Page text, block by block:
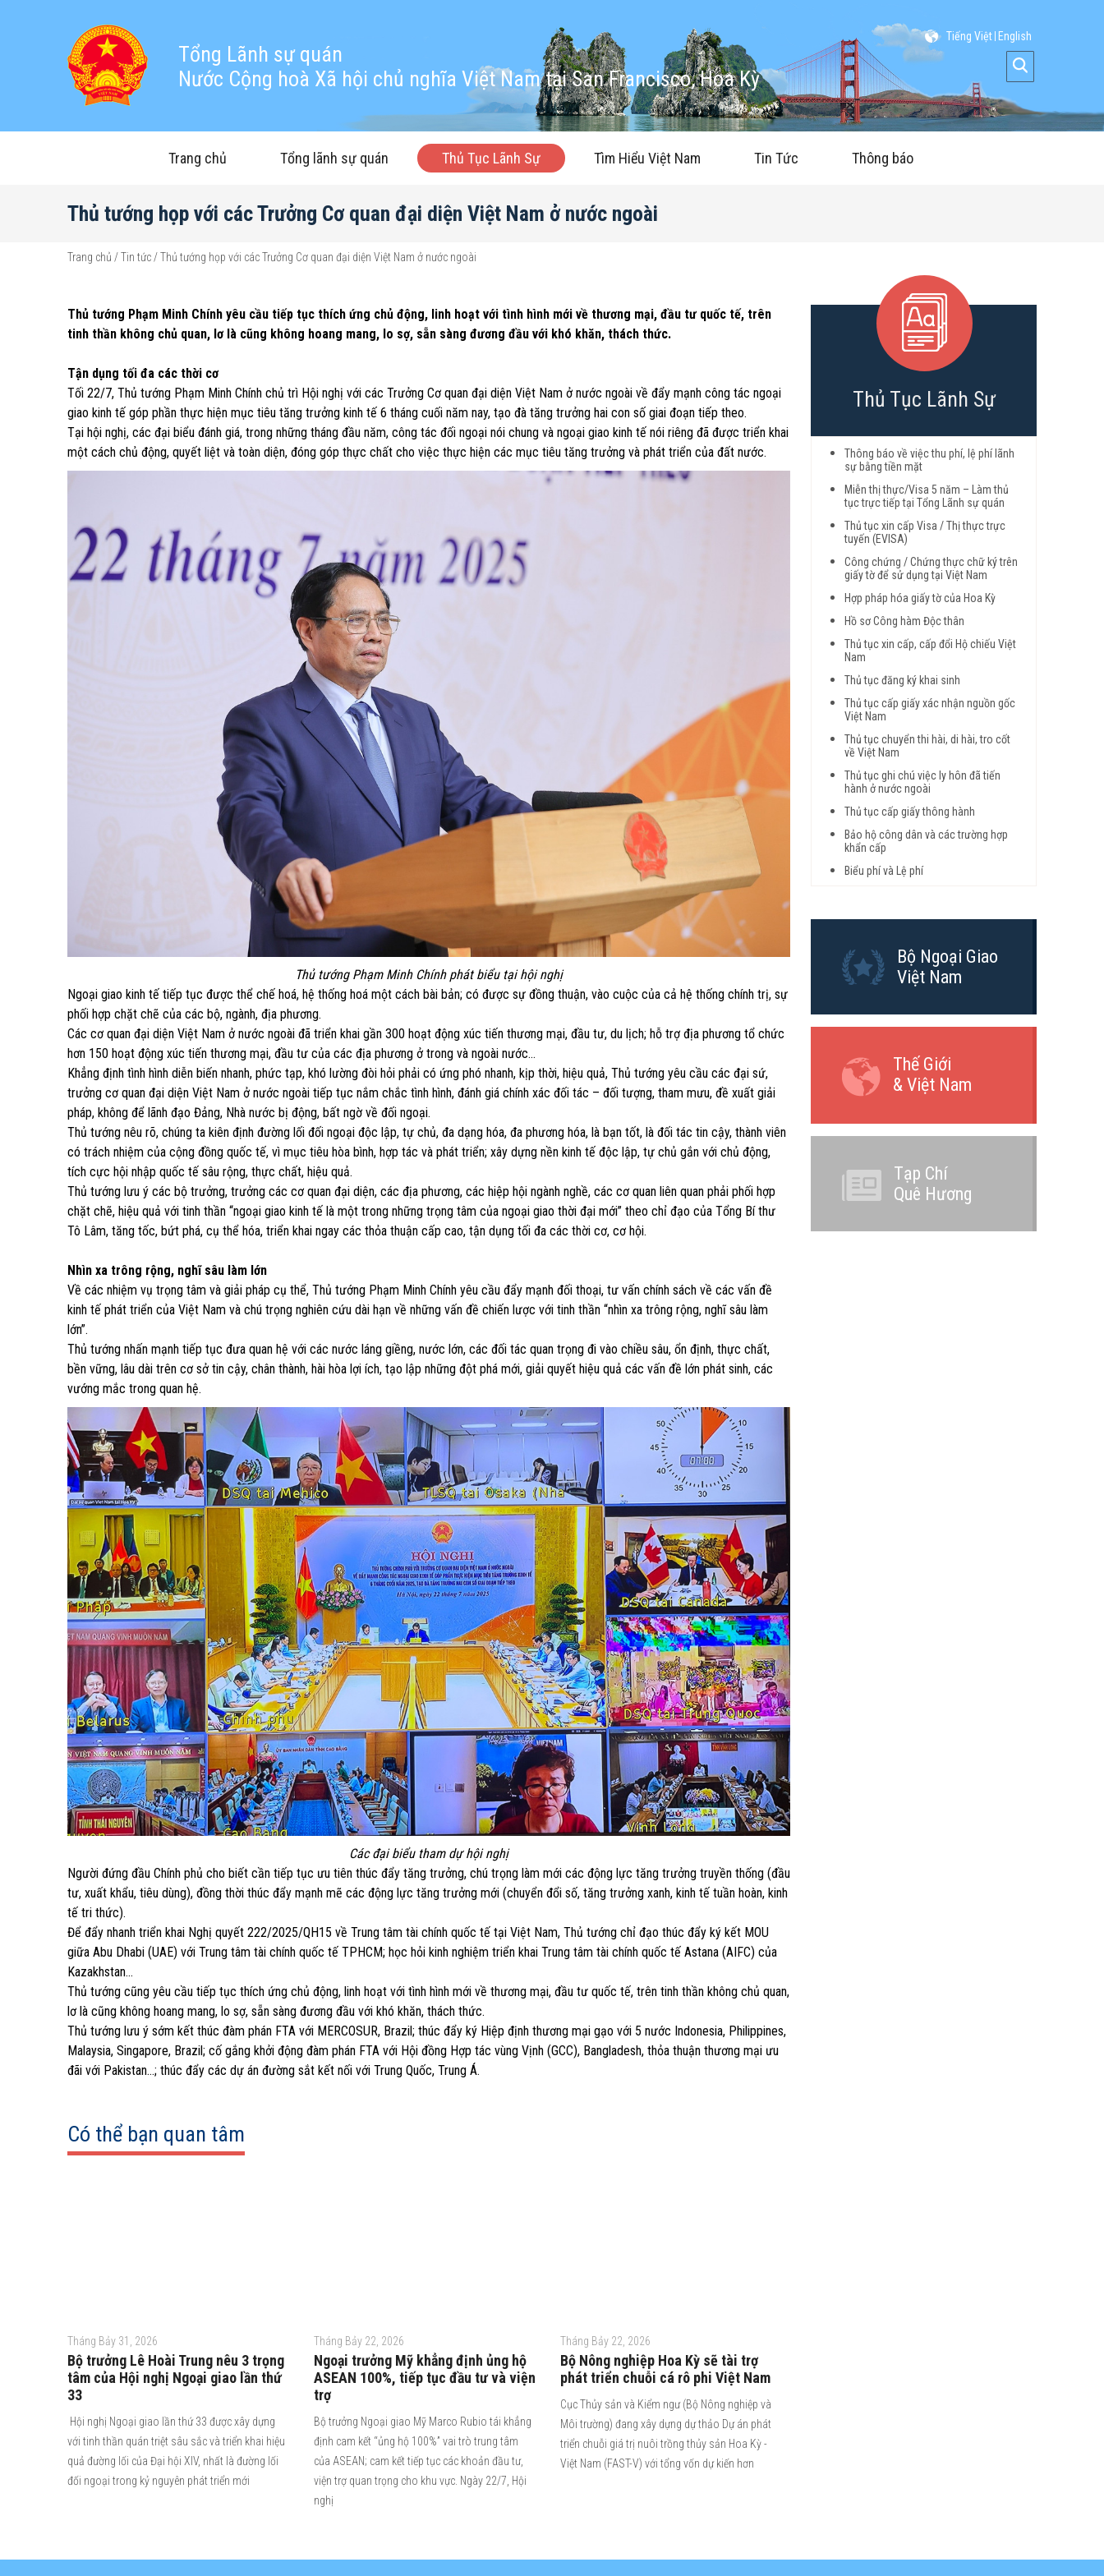
Tổng Lãnh sự quán
Nước Cộng hoà Xã hội chủ nghĩa Việt Nam tại San Francisco, Hoa Kỳ
Tiếng Việt English
Trang chủ Tổng lãnh sự quán Thủ Tục Lãnh Sự Tìm Hiểu Việt Nam Tin Tức Thông báo
Thủ tướng họp với các Trưởng Cơ quan đại diện Việt Nam ở nước ngoài
Trang chủ /Tin tức /Thủ tướng họp với các Trưởng Cơ quan đại diện Việt Nam ở nước ngoài
Thủ tướng Phạm Minh Chính yêu cầu tiếp tục thích ứng chủ động, linh hoạt với tình hình mới về thương mại, đầu tư quốc tế, trên
tinh thần không chủ quan, lơ là cũng không hoang mang, lo sợ, sẵn sàng đương đầu với khó khăn, thách thức.
Tận dụng tối đa các thời cơ
Tối 22/7, Thủ tướng Phạm Minh Chính chủ trì Hội nghị với các Trưởng Cơ quan đại diện Việt Nam ở nước ngoài về đẩy mạnh công tác ngoại
giao kinh tế góp phần thực hiện mục tiêu tăng trưởng kinh tế 6 tháng cuối năm nay, tạo đà tăng trưởng hai con số giai đoạn tiếp theo.
Tại hội nghị, các đại biểu đánh giá, trong những tháng đầu năm, công tác đối ngoại nói chung và ngoại giao kinh tế nói riêng đã được triển khai
một cách chủ động, quyết liệt và toàn diện, đóng góp thực chất cho việc thực hiện các mục tiêu tăng trưởng và phát triển của đất nước.
Thủ tướng Phạm Minh Chính phát biểu tại hội nghị
Ngoại giao kinh tế tiếp tục được thể chế hoá, hệ thống hoá một cách bài bản; có được sự đồng thuận, vào cuộc của cả hệ thống chính trị, sự
phối hợp chặt chẽ của các bộ, ngành, địa phương.
Các cơ quan đại diện Việt Nam ở nước ngoài đã triển khai gần 300 hoạt động xúc tiến thương mại, đầu tư, du lịch; hỗ trợ địa phương tổ chức
hơn 150 hoạt động xúc tiến thương mại, đầu tư của các địa phương ở trong và ngoài nước…
Khẳng định tình hình diễn biến nhanh, phức tạp, khó lường đòi hỏi phải có ứng phó nhanh, kịp thời, hiệu quả, Thủ tướng yêu cầu các đại sứ,
trưởng cơ quan đại diện Việt Nam ở nước ngoài tiếp tục nắm chắc tình hình, đánh giá chính xác đối tác – đối tượng, tham mưu, đề xuất giải
pháp, không để lãnh đạo Đảng, Nhà nước bị động, bất ngờ về đối ngoại.
Thủ tướng nêu rõ, chúng ta kiên định đường lối đối ngoại độc lập, tự chủ, đa dạng hóa, đa phương hóa, là bạn tốt, là đối tác tin cậy, thành viên
có trách nhiệm của cộng đồng quốc tế, vì mục tiêu hòa bình, hợp tác và phát triển; xây dựng nền kinh tế độc lập, tự chủ gắn với chủ động,
tích cực hội nhập quốc tế sâu rộng, thực chất, hiệu quả.
Thủ tướng lưu ý các bộ trưởng, trưởng các cơ quan đại diện, các địa phương, các hiệp hội ngành nghề, các cơ quan liên quan phải phối hợp
chặt chẽ, hiệu quả với tinh thần “ngoại giao kinh tế là một trong những trọng tâm của ngoại giao thời đại mới” theo chỉ đạo của Tổng Bí thư
Tô Lâm, tăng tốc, bứt phá, cụ thể hóa, triển khai ngay các thỏa thuận cấp cao, tận dụng tối đa các thời cơ, cơ hội.
Nhìn xa trông rộng, nghĩ sâu làm lớn
Về các nhiệm vụ trọng tâm và giải pháp cụ thể, Thủ tướng Phạm Minh Chính yêu cầu đẩy mạnh đối thoại, tư vấn chính sách về các vấn đề
kinh tế phát triển của Việt Nam và chú trọng nghiên cứu dài hạn về những vấn đề chiến lược với tinh thần “nhìn xa trông rộng, nghĩ sâu làm
lớn”.
Thủ tướng nhấn mạnh tiếp tục đưa quan hệ với các nước láng giềng, nước lớn, các đối tác quan trọng đi vào chiều sâu, ổn định, thực chất,
bền vững, lâu dài trên cơ sở tin cậy, chân thành, hài hòa lợi ích, tạo lập những đột phá mới, giải quyết hiệu quả các vấn đề lớn phát sinh, các
vướng mắc trong quan hệ.
Các đại biểu tham dự hội nghị
Người đứng đầu Chính phủ cho biết cần tiếp tục ưu tiên thúc đẩy tăng trưởng, chú trọng làm mới các động lực tăng trưởng truyền thống (đầu
tư, xuất khẩu, tiêu dùng), đồng thời thúc đẩy mạnh mẽ các động lực tăng trưởng mới (chuyển đổi số, tăng trưởng xanh, kinh tế tuần hoàn, kinh
tế tri thức).
Để đẩy nhanh triển khai Nghị quyết 222/2025/QH15 về Trung tâm tài chính quốc tế tại Việt Nam, Thủ tướng chỉ đạo thúc đẩy ký kết MOU
giữa Abu Dhabi (UAE) với Trung tâm tài chính quốc tế TPHCM; học hỏi kinh nghiệm triển khai Trung tâm tài chính quốc tế Astana (AIFC) của
Kazakhstan…
Thủ tướng cũng yêu cầu tiếp tục thích ứng chủ động, linh hoạt với tình hình mới về thương mại, đầu tư quốc tế, trên tinh thần không chủ quan,
lơ là cũng không hoang mang, lo sợ, sẵn sàng đương đầu với khó khăn, thách thức.
Thủ tướng lưu ý sớm kết thúc đàm phán FTA với MERCOSUR, Brazil; thúc đẩy ký Hiệp định thương mại gạo với 5 nước Indonesia, Philippines,
Malaysia, Singapore, Brazil; cố gắng khởi động đàm phán FTA với Hội đồng Hợp tác vùng Vịnh (GCC), Bangladesh, thỏa thuận thương mại ưu
đãi với Pakistan…; thúc đẩy các dự án đường sắt kết nối với Trung Quốc, Trung Á.
Có thể bạn quan tâm
Tháng Bảy 31, 2026
Bộ trưởng Lê Hoài Trung nêu 3 trọng
tâm của Hội nghị Ngoại giao lần thứ
33
Hội nghị Ngoại giao lần thứ 33 được xây dựng
với tinh thần quán triệt sâu sắc và triển khai hiệu
quả đường lối của Đại hội XIV, nhất là đường lối
đối ngoại trong kỷ nguyên phát triển mới
Tháng Bảy 22, 2026
Ngoại trưởng Mỹ khẳng định ủng hộ
ASEAN 100%, tiếp tục đầu tư và viện
trợ
Bộ trưởng Ngoại giao Mỹ Marco Rubio tái khẳng
định cam kết “ủng hộ 100%” vai trò trung tâm
của ASEAN; cam kết tiếp tục các khoản đầu tư,
viện trợ quan trọng cho khu vực. Ngày 22/7, Hội
nghị
Tháng Bảy 22, 2026
Bộ Nông nghiệp Hoa Kỳ sẽ tài trợ
phát triển chuỗi cá rô phi Việt Nam
Cục Thủy sản và Kiểm ngư (Bộ Nông nghiệp và
Môi trường) đang xây dựng dự thảo Dự án phát
triển chuỗi giá trị nuôi trồng thủy sản Hoa Kỳ -
Việt Nam (FAST-V) với tổng vốn dự kiến hơn
Thủ Tục Lãnh Sự
Thông báo về việc thu phí, lệ phí lãnh
sự bằng tiền mặt
Miễn thị thực/Visa 5 năm – Làm thủ
tục trực tiếp tại Tổng Lãnh sự quán
Thủ tục xin cấp Visa / Thị thực trực
tuyến (EVISA)
Công chứng / Chứng thực chữ ký trên
giấy tờ để sử dụng tại Việt Nam
Hợp pháp hóa giấy tờ của Hoa Kỳ
Hồ sơ Công hàm Độc thân
Thủ tục xin cấp, cấp đổi Hộ chiếu Việt
Nam
Thủ tục đăng ký khai sinh
Thủ tục cấp giấy xác nhận nguồn gốc
Việt Nam
Thủ tục chuyển thi hài, di hài, tro cốt
về Việt Nam
Thủ tục ghi chú việc ly hôn đã tiến
hành ở nước ngoài
Thủ tục cấp giấy thông hành
Bảo hộ công dân và các trường hợp
khẩn cấp
Biểu phí và Lệ phí
Bộ Ngoại Giao
Việt Nam
Thế Giới
& Việt Nam
Tạp Chí
Quê Hương